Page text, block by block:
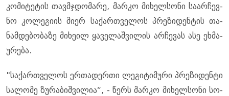
კო­მი­ტე­ტის თავ­მჯდო­მა­რე, მარ­კო მი­ხელ­სო­ნი სა­არ­ჩევ­
ნო კო­ლე­გი­ის მიერ სა­ქარ­თვე­ლოს პრე­ზი­დენ­ტის თა­
ნამ­დე­ბო­ბა­ზე მი­ხე­ილ ყა­ვე­ლაშ­ვი­ლის არ­ჩე­ვას ასე ეხ­მა­
უ­რე­ბა.
"სა­ქარ­თვე­ლოს ერ­თა­დერ­თი ლე­გი­ტი­მუ­რი პრე­ზი­დენ­ტი
სა­ლო­მე ზუ­რა­ბიშ­ვი­ლია“, - წერს მარ­კო მი­ხელ­სო­ნი სო­